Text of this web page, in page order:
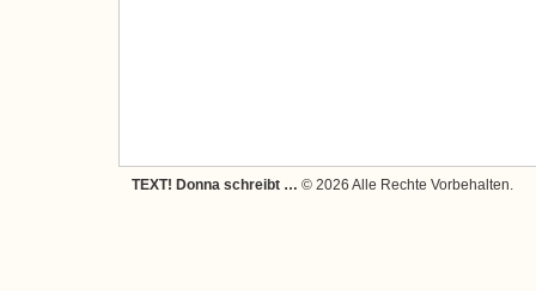
TEXT! Donna schreibt … © 2026 Alle Rechte Vorbehalten.